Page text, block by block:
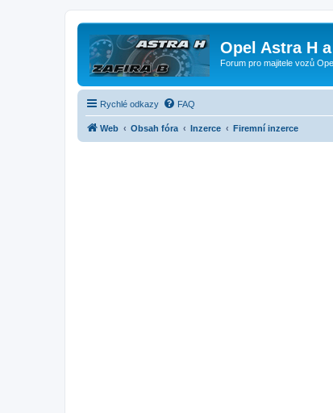
Opel Astra H
Forum pro majitele vozů
Rychlé odkazy FAQ
Web Obsah fóra Inzerce Firemní inzerce